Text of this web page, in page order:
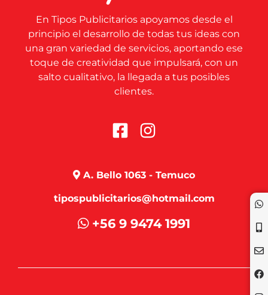
En Tipos Publicitarios apoyamos desde el
principio el desarrollo de todas tus ideas con
una gran variedad de servicios, aportando ese
toque de creatividad que impulsará, con un
salto cualitativo, la llegada a tus posibles
clientes.
A. Bello 1063 - Temuco
tipospublicitarios@hotmail.com
+56 9 9474 1991